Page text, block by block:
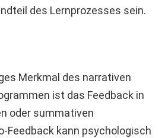
des Lernprozesses sein.
Merkmal des narrativen
ist das Feedback in
oder summativen
Feedback kann psychologisch